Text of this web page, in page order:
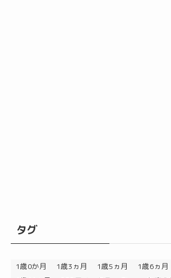
タグ
1歳0か月 1歳3ヵ月 1歳5ヵ月 1歳6ヵ月